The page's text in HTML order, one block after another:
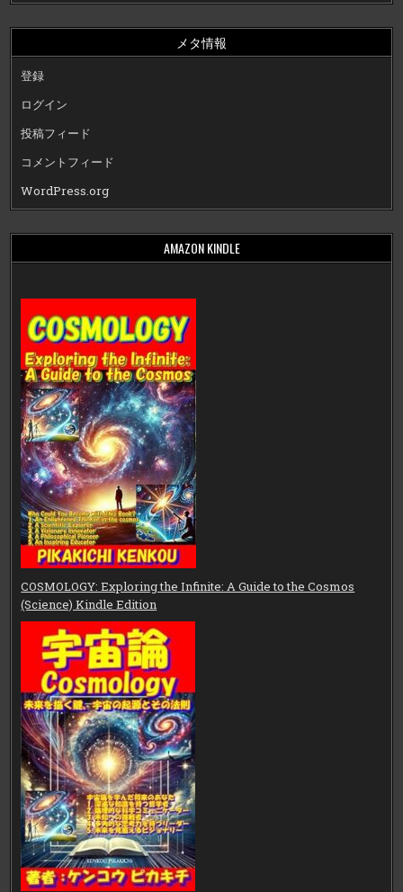
メタ情報
登録
ログイン
投稿フィード
コメントフィード
WordPress.org
AMAZON KINDLE
COSMOLOGY: Exploring the Infinite: A Guide to the Cosmos
(Science) Kindle Edition